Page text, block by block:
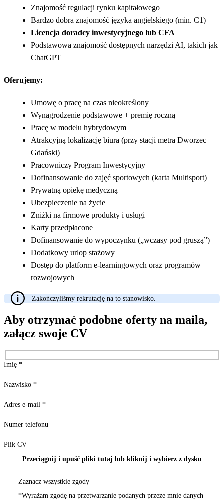
Znajomość regulacji rynku kapitałowego
Bardzo dobra znajomość języka angielskiego (min. C1)
Licencja doradcy inwestycyjnego lub CFA
Podstawowa znajomość dostępnych narzędzi AI, takich jak
ChatGPT
Oferujemy:
Umowę o pracę na czas nieokreślony
Wynagrodzenie podstawowe + premię roczną
Pracę w modelu hybrydowym
Atrakcyjną lokalizację biura (przy stacji metra Dworzec
Gdański)
Pracowniczy Program Inwestycyjny
Dofinansowanie do zajęć sportowych (karta Multisport)
Prywatną opiekę medyczną
Ubezpieczenie na życie
Zniżki na firmowe produkty i usługi
Karty przedpłacone
Dofinansowanie do wypoczynku („wczasy pod gruszą”)
Dodatkowy urlop stażowy
Dostęp do platform e-learningowych oraz programów
rozwojowych
Zakończyliśmy rekrutację na to stanowisko.
Aby otrzymać podobne oferty na maila,
załącz swoje CV
Imię *
Nazwisko *
Adres e-mail *
Numer telefonu
Plik CV
Przeciągnij i upuść pliki tutaj lub kliknij i wybierz z dysku
Zaznacz wszystkie zgody
*Wyrażam zgodę na przetwarzanie podanych przeze mnie danych